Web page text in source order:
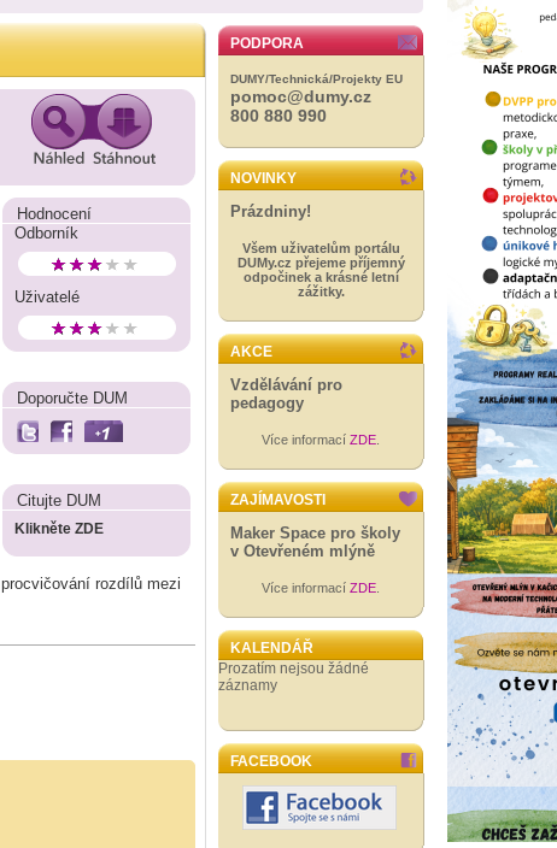
Hodnocení
Odborník
Uživatelé
Doporučte DUM
Citujte DUM
Klikněte ZDE
rozdílů mezi
PODPORA
DUMY/Technická/Projekty EU
pomoc@dumy.cz
800 880 990
NOVINKY
Prázdniny!
Všem uživatelům portálu
DUMy.cz přejeme příjemný
odpočinek a krásné letní
zážitky.
AKCE
Vzdělávání pro
pedagogy
Více informací ZDE
ZAJÍMAVOSTI
Maker Space pro školy
v Otevřeném mlýně
Více informací ZDE
KALENDÁŘ
Prozatím nejsou žádné
záznamy
FACEBOOK